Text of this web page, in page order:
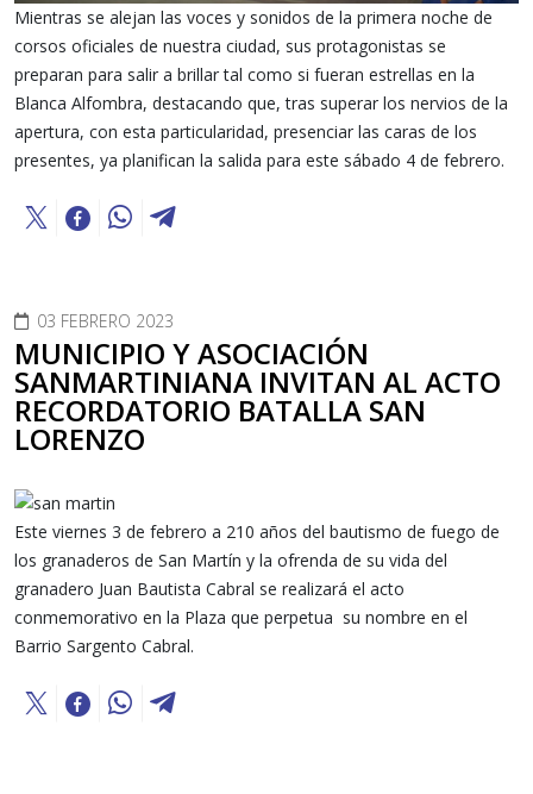
Mientras se alejan las voces y sonidos de la primera noche de
corsos oficiales de nuestra ciudad, sus protagonistas se
preparan para salir a brillar tal como si fueran estrellas en la
Blanca Alfombra, destacando que, tras superar los nervios de la
apertura, con esta particularidad, presenciar las caras de los
presentes, ya planifican la salida para este sábado 4 de febrero.
03 FEBRERO 2023
MUNICIPIO Y ASOCIACIÓN
SANMARTINIANA INVITAN AL ACTO
RECORDATORIO BATALLA SAN
LORENZO
Este viernes 3 de febrero a 210 años del bautismo de fuego de
los granaderos de San Martín y la ofrenda de su vida del
granadero Juan Bautista Cabral se realizará el acto
conmemorativo en la Plaza que perpetua su nombre en el
Barrio Sargento Cabral.